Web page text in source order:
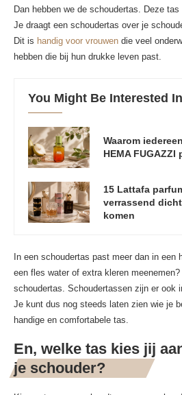
Dan hebben we de schoudertas. Deze
Je draagt een schoudertas over je
Dit is handig voor vrouwen die veel
hebben die bij hun drukke leven past.
You Might Be Interested In
Waarom
HEMA FUGAZZI
15 Lattafa
verrassend
komen
In een schoudertas past meer dan in een
een fles water of extra kleren
schoudertas. Schoudertassen zijn er ook
Je kunt dus nog steeds laten zien wie je
handige en comfortabele tas.
En, welke tas kies jij
je schouder?